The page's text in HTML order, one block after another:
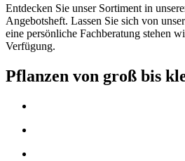
Entdecken Sie unser Sortiment in
Angebotsheft. Lassen Sie sich von
eine persönliche Fachberatung stehen
Verfügung.
Pflanzen von groß bis